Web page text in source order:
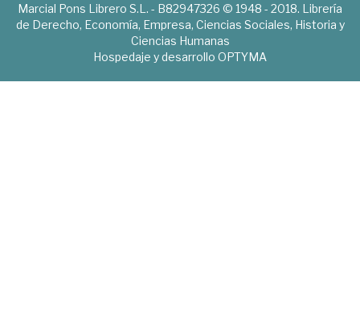
Marcial Pons Librero S.L. - B82947326 © 1948 - 2018. Librería
de Derecho, Economía, Empresa, Ciencias Sociales, Historia y
Ciencias Humanas
Hospedaje y desarrollo OPTYMA